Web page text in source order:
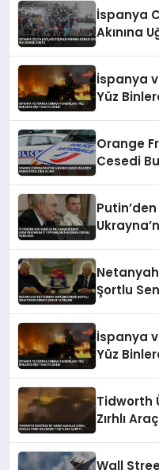
İspanya
Akınına
İspanya
Yüz
Orange
Cesedi
Şortlu
İspanya
Yüz
Tidworth
Zırhlı
Wall